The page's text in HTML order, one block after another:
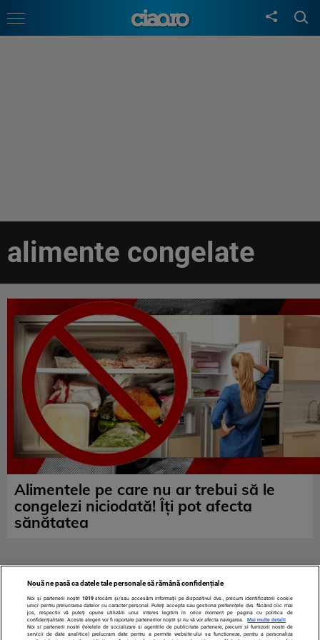
alimente congelate
Alimentele pe care nu ar trebui să le
congelezi niciodată! Îţi pot afecta
sănătatea
Nouă ne pasă ca datele tale personale să rămână confidențiale
Noi și partenerii noștri 1019stocăm și/sau accesăm informații pe dispozitivul dvs., precum identificatorii cookie
unici pentru prelucrarea datelor cu caracter personal. Puteți accepta sau gestiona preferințele dvs. făcând clic mai
jos, respectiv vă puteți opune utilizării unui interes legitim în orice moment pe pagina cu politica de
confidențialitate. Aceste alegeri vor fi raportate partenerilor noștri și nu vă vor afecta navigarea.
Mai multe detalii
Noi si partenerii nostri (retelele de socializare si agentiile de publicitate partenere, precum si furnizorii nostri de
servicii de date analitice) prelucram date pentru a permite website-ului sa functioneze, pentru a personaliza